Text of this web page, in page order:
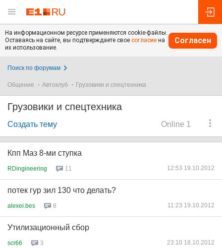
На информационном ресурсе применяются cookie-файлы.
Оставаясь на сайте, вы подтверждаете свое согласие на
их использование.
Согласен
Поиск по форумам
Общение Автоклуб Грузовики и спецтехника
Грузовики и спецтехника
Online 1
Создать тему
Кпп Маз 8-ми ступка
RDingineering 11 12:53 19.10.2012
потек гур зил 130 что делать?
alexei.bes 8 11:23 19.10.2012
Утилизационный сбор
scr66 3 23:10 18.10.2012